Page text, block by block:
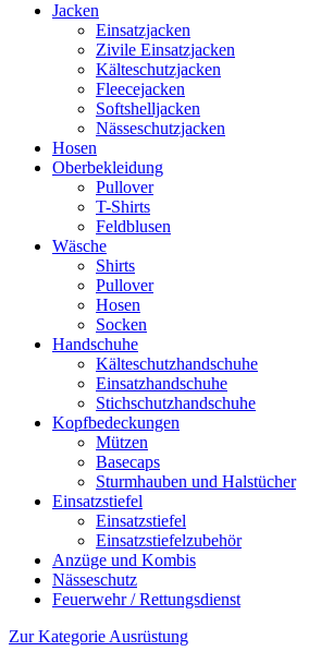
Jacken
Einsatzjacken
Zivile Einsatzjacken
Kälteschutzjacken
Fleecejacken
Softshelljacken
Nässeschutzjacken
Hosen
Oberbekleidung
Pullover
T-Shirts
Feldblusen
Wäsche
Shirts
Pullover
Hosen
Socken
Handschuhe
Kälteschutzhandschuhe
Einsatzhandschuhe
Stichschutzhandschuhe
Kopfbedeckungen
Mützen
Basecaps
Sturmhauben und Halstücher
Einsatzstiefel
Einsatzstiefel
Einsatzstiefelzubehör
Anzüge und Kombis
Nässeschutz
Feuerwehr / Rettungsdienst
Zur Kategorie Ausrüstung